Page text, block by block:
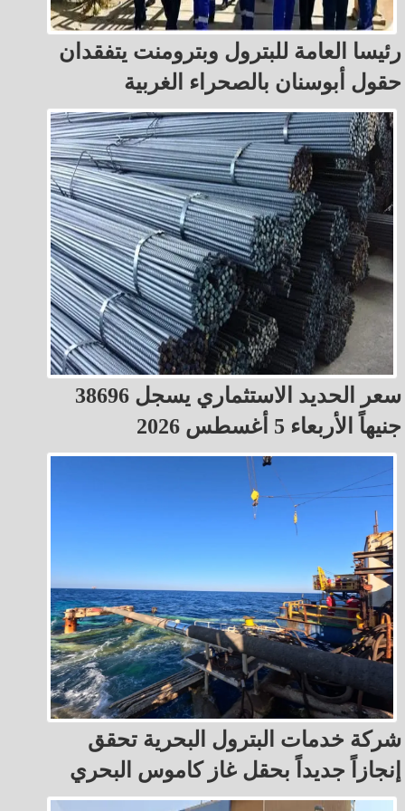
رئيسا العامة للبترول وبترومنت يتفقدان
حقول أبوسنان بالصحراء الغربية
سعر الحديد الاستثماري يسجل 38696
جنيهاً الأربعاء 5 أغسطس 2026
شركة خدمات البترول البحرية تحقق
إنجازاً جديداً بحقل غاز كاموس البحري